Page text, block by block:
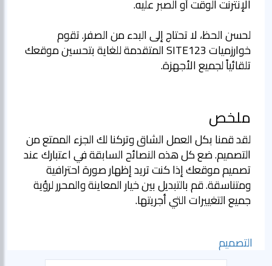
لحسن الحظ، لا تحتاج إلى البدء من الصفر. تقوم
خوارزميات SITE123 المتقدمة للغاية بتحسين موقعك
تلقائياً لجميع الأجهزة.
ملخص
لقد قمنا بكل العمل الشاق وتركنا لك الجزء الممتع من
التصميم. ضع كل هذه النصائح السابقة في اعتبارك عند
تصميم موقعك إذا كنت تريد إظهار صورة احترافية
ومتناسقة. قم بالتبديل بين خيار المعاينة والمحرر لرؤية
جميع التغييرات التي أجريتها.
التصميم